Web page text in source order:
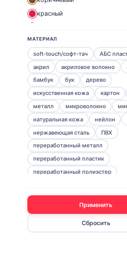
красный
прозрачный
розовый
серебристый
серый
синий
темно-синий
фиолетовый
МАТЕРИАЛ
soft-touch/софт-тач
АБС
акрил
акриловое волокно
бамбук
бук
дерево
искусственная кожа
картон
металл
микроволокно
натуральная кожа
нейлон
нержавеющая cталь
ПВХ
переработанный металл
переработанный пластик
переработанный полиэстер
ПЭТ (полиэтилентерефталат)
Применить
Сбросить